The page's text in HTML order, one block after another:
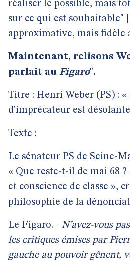
réaliser le possible, mais
sur ce qui est souhaitable"
approximative, mais fidèle
Maintenant, relisons
parlait au Figaro".
Titre : Henri Weber (PS) : «
d’imprécateur est
Texte :
Le sénateur PS de Seine-
« Que reste-t-il de mai 68
et conscience de classe »,
philosophie de la
Le Figaro. - N’avez-vous
les critiques émises par
gauche au pouvoir gênent,